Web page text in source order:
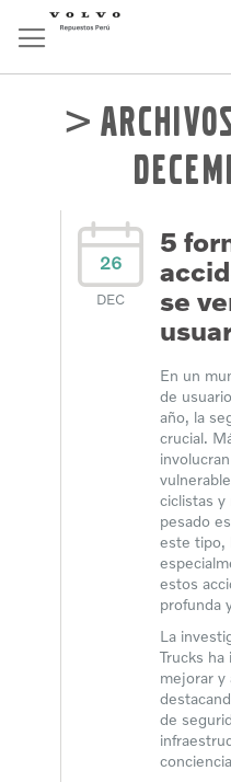
to
Content
26
DEC
5
se
En un
de
año, la
crucial.
ciclistas y
pesado
este tipo,
estos
profunda
La
Trucks
mejorar y
de